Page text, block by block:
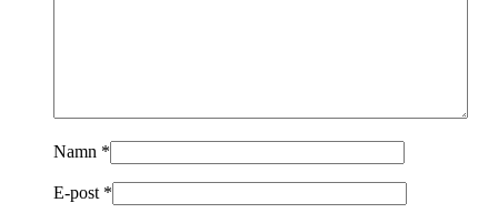
Namn *
E-post *